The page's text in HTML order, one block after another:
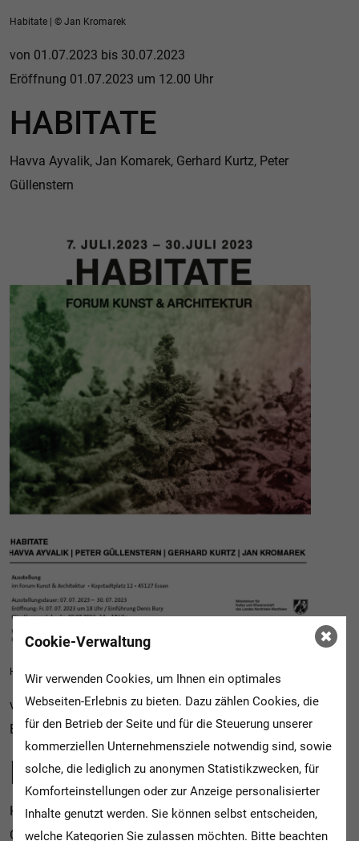
Habitate | © Jan Kromarek
von 01.07.2023 bis 30.07.2023
Eröffnung 01.07.2023 um 12.00 Uhr
HABITATE
Havva Ayvalik, Jan Komarek, Gerhard Kurtz, Peter
Güllenstern
Habitate | © Jan Kromarek
von 01.07.2023 bis 30.07.2023
Eröffnung 01.07.2023 um 12.00 Uhr
HABITATE
Havva Ayvalik, Jan Komarek, Gerhard Kurtz, Peter
Güllenstern
Cookie-Verwaltung
Wir verwenden Cookies, um Ihnen ein optimales
Webseiten-Erlebnis zu bieten. Dazu zählen Cookies, die
für den Betrieb der Seite und für die Steuerung unserer
kommerziellen Unternehmensziele notwendig sind, sowie
solche, die lediglich zu anonymen Statistikzwecken, für
Komforteinstellungen oder zur Anzeige personalisierter
Inhalte genutzt werden. Sie können selbst entscheiden,
welche Kategorien Sie zulassen möchten. Bitte beachten